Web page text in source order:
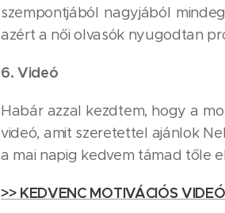
szempontjából nagyjából
azért a női olvasók nyugodtan
6. Videó
Habár azzal kezdtem, hogy a
videó, amit szeretettel ajánlok
a mai napig kedvem támad tőle
>> KEDVENC MOTIVÁCIÓS